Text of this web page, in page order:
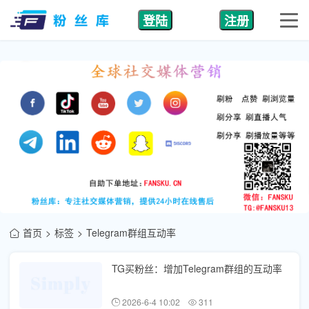
登陆 注册
首页 标签 Telegram群组互动率
TG买粉丝：增加Telegram群组的互动率
2026-6-4 10:02 311